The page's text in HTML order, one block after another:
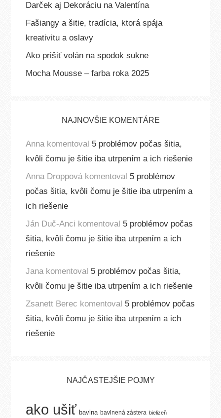
Darček aj Dekoráciu na Valentína
Fašiangy a šitie, tradícia, ktorá spája
kreativitu a oslavy
Ako prišiť volán na spodok sukne
Mocha Mousse – farba roka 2025
NAJNOVŠIE KOMENTÁRE
Annakomentoval 5 problémov počas šitia,
kvôli čomu je šitie iba utrpením a ich riešenie
Anna Droppovákomentoval 5 problémov
počas šitia, kvôli čomu je šitie iba utrpením a
ich riešenie
Ján Duč-Anci komentoval 5 problémov počas
šitia, kvôli čomu je šitie iba utrpením a ich
riešenie
Janakomentoval 5 problémov počas šitia,
kvôli čomu je šitie iba utrpením a ich riešenie
Zsanett Berec komentoval 5 problémov počas
šitia, kvôli čomu je šitie iba utrpením a ich
riešenie
NAJČASTEJŠIE POJMY
ako ušiť bavlna bavlnená zástera bielizeň